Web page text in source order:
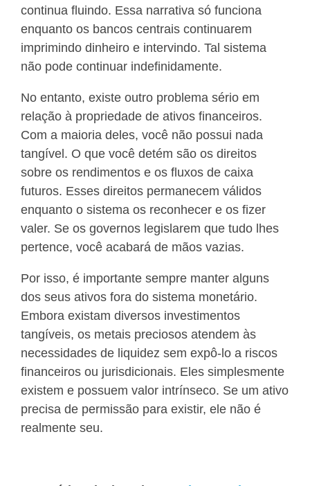
continua fluindo. Essa narrativa só funciona
enquanto os bancos centrais continuarem
imprimindo dinheiro e intervindo. Tal sistema
não pode continuar indefinidamente.
No entanto, existe outro problema sério em
relação à propriedade de ativos financeiros.
Com a maioria deles, você não possui nada
tangível. O que você detém são os direitos
sobre os rendimentos e os fluxos de caixa
futuros. Esses direitos permanecem válidos
enquanto o sistema os reconhecer e os fizer
valer. Se os governos legislarem que tudo lhes
pertence, você acabará de mãos vazias.
Por isso, é importante sempre manter alguns
dos seus ativos fora do sistema monetário.
Embora existam diversos investimentos
tangíveis, os metais preciosos atendem às
necessidades de liquidez sem expô-lo a riscos
financeiros ou jurisdicionais. Eles simplesmente
existem e possuem valor intrínseco. Se um ativo
precisa de permissão para existir, ele não é
realmente seu.